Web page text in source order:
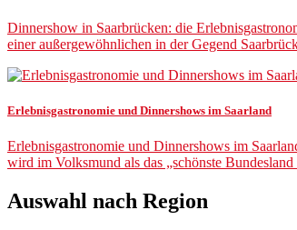
Dinnershow in Saarbrücken: die
einer außergewöhnlichen in der Gegend
Erlebnisgastronomie und Dinnershows im Saarland
Erlebnisgastronomie und Dinnershows im
wird im Volksmund als das „schönste
Auswahl nach Region